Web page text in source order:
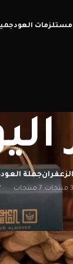
مستلزمات العود
الزعفران
3 منتجات
جملة العود
7 منتجات